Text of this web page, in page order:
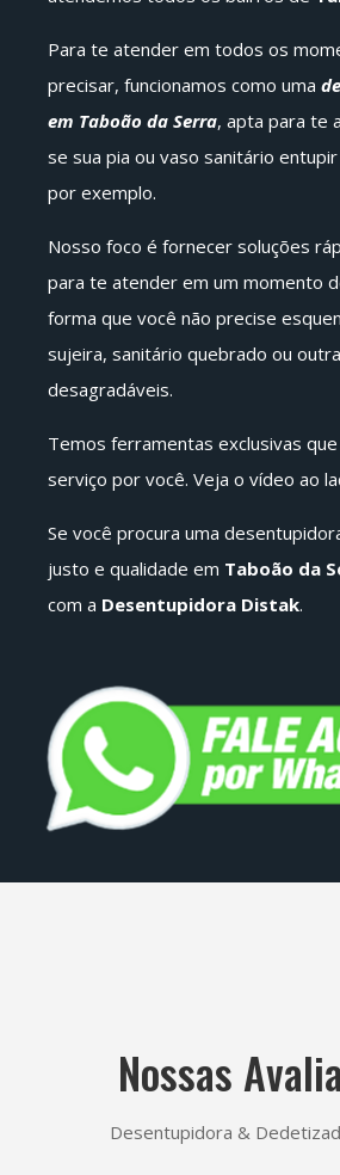
Para te atender em todos os
precisar, funcionamos como uma
em Taboão da Serra, apta para te
se sua pia ou vaso sanitário
por exemplo.
Nosso foco é fornecer soluções
para te atender em um momento
forma que você não precise
sujeira, sanitário quebrado ou
desagradáveis.
Temos ferramentas exclusivas
serviço por você. Veja o vídeo ao
Se você procura uma
justo e qualidade em Taboão da
com a Desentupidora Distak.
Nossas
Desentupidora &